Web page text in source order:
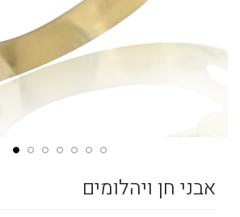
אבני חן ויהלומים